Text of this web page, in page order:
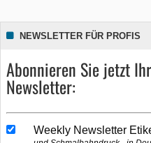
NEWSLETTER FÜR PROFIS
Abonnieren Sie jetzt
Newsletter:
Weekly Newsletter